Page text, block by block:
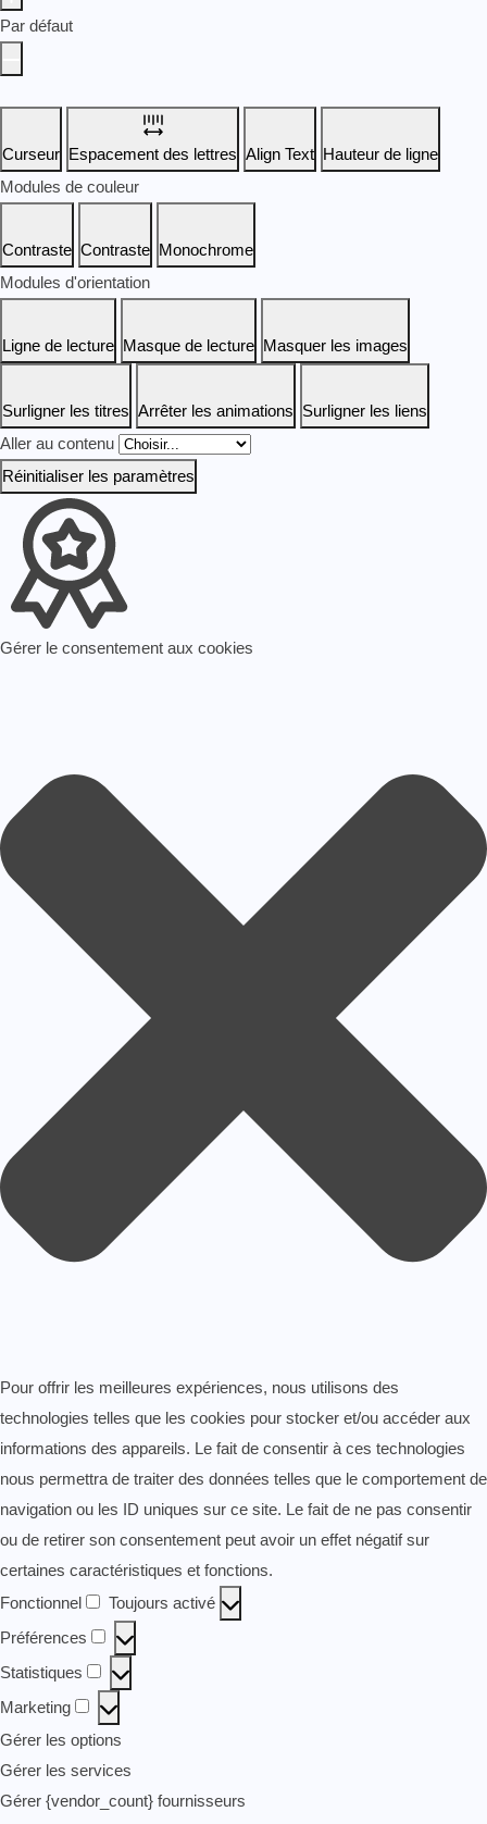
Par défaut
Curseur Espacement des lettres Align Text Hauteur de ligne
Modules de couleur
Contraste Contraste Monochrome
Modules d'orientation
Ligne de lecture Masque de lecture Masquer les images
Surligner les titres Arrêter les animations Surligner les liens
Aller au contenu
Réinitialiser les paramètres
Gérer le consentement aux cookies
Pour offrir les meilleures expériences, nous utilisons des
technologies telles que les cookies pour stocker et/ou accéder aux
informations des appareils. Le fait de consentir à ces technologies
nous permettra de traiter des données telles que le comportement de
navigation ou les ID uniques sur ce site. Le fait de ne pas consentir
ou de retirer son consentement peut avoir un effet négatif sur
certaines caractéristiques et fonctions.
Fonctionnel
Fonctionnel
Toujours activé
Préférences
Préférences
Statistiques
Statistiques
Marketing
Marketing
Gérer les options
Gérer les services
Gérer {vendor_count} fournisseurs